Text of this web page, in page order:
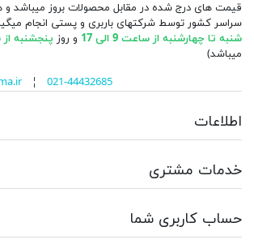
قیمت های درج شده در مقابل محصولات بروز میباشد و
سراسر کشور توسط شرکتهای باربری و پستی انجام
شنبه تا چهارشنبه از ساعت 9 الی 17
و روز پنجشنبه از ساعت
میباشد)
¦ 021-44432685
اطلاعات
خدمات مشتری
حساب کاربری شما